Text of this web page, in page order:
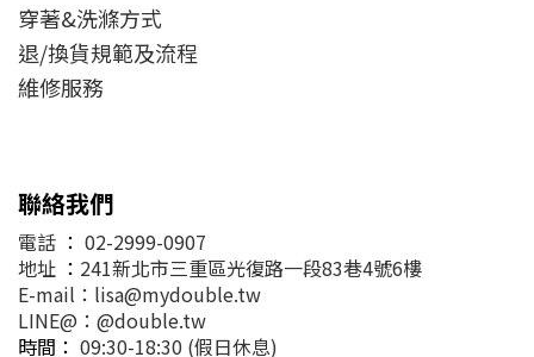
穿著&洗滌方式
退/換貨規範及流程
維修服務
聯絡我們
電話 ： 02-2999-0907
地址 ： 241新北市三重區光復路一段83巷4號6樓
E-mail：lisa@mydouble.tw
LINE@：@double.tw
時間： 09:30-18:30 (假日休息)